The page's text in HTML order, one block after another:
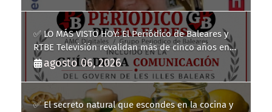
✅ LO MÁS VISTO HOY: El Periódico de Baleares y
RTBE Televisión revalidan más de cinco años en
la Guía de la Comunicación del Govern de les Illes
Balears
agosto 06, 2026
✅ El secreto natural que escondes en la cocina y